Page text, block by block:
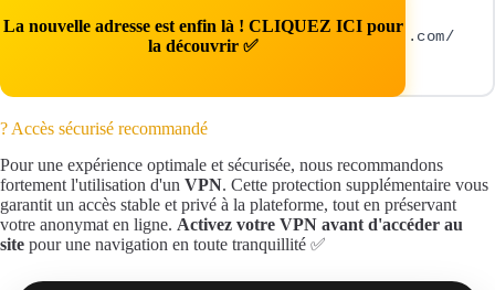
La nouvelle adresse est enfin là ! CLIQUEZ ICI pour
la découvrir ✅
.com/
? Accès sécurisé recommandé
Pour une expérience optimale et sécurisée, nous recommandons
fortement l'utilisation d'un VPN. Cette protection supplémentaire vous
garantit un accès stable et privé à la plateforme, tout en préservant
votre anonymat en ligne. Activez votre VPN avant d'accéder au
site pour une navigation en toute tranquillité ✅